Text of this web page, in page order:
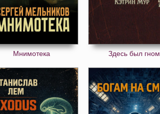
Мнимотека Здесь был гном